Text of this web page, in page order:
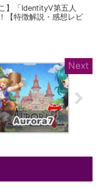
】「IdentityV第五人
【特徴解説・感想レビ